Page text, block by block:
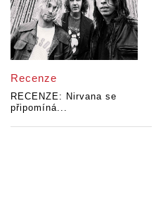
Recenze
RECENZE: Nirvana se
připomíná...